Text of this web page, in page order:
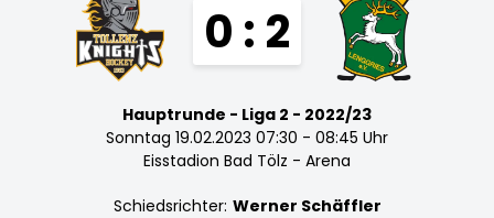
0 : 2
Hauptrunde - Liga 2 - 2022/23
Sonntag 19.02.2023 07:30 - 08:45 Uhr
Eisstadion Bad Tölz - Arena
Schiedsrichter: Werner Schäffler